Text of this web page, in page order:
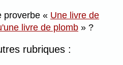
proverbe
Une livre de
livre de plomb
?
rubriques :